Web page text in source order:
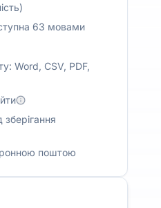
63 мовами
Word, CSV, PDF,
поштою